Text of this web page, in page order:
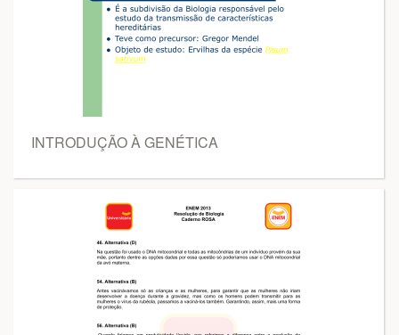
INTRODUÇÃO À GENÉTICA